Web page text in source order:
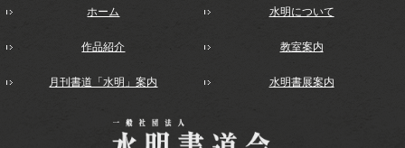
ホーム 水明について
作品紹介 教室案内
月刊書道「水明」案内 水明書展案内